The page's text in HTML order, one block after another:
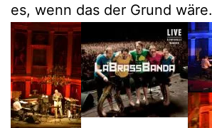
es, wenn das der Grund wäre.